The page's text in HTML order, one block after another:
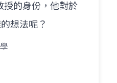
授的身份，他對於
想法呢？